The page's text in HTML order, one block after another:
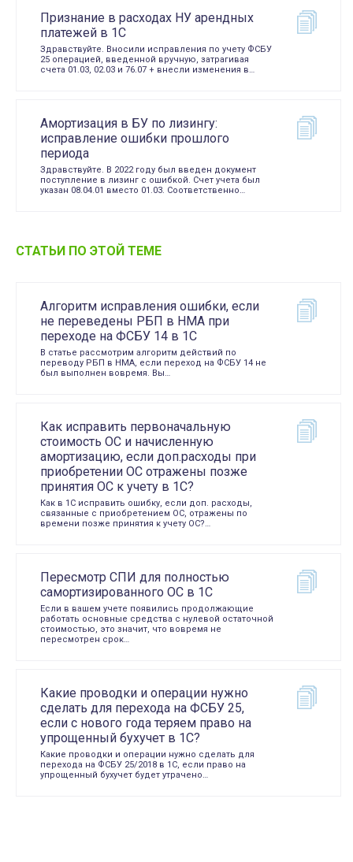
Признание в расходах НУ арендных
платежей в 1С
Здравствуйте. Вносили исправления по учету ФСБУ
25 операцией, введенной вручную, затрагивая
счета 01.03, 02.03 и 76.07 + внесли изменения в…
Амортизация в БУ по лизингу:
исправление ошибки прошлого
периода
Здравствуйте. В 2022 году был введен документ
поступление в лизинг с ошибкой. Счет учета был
указан 08.04.01 вместо 01.03. Соответственно…
СТАТЬИ ПО ЭТОЙ ТЕМЕ
Алгоритм исправления ошибки, если
не переведены РБП в НМА при
переходе на ФСБУ 14 в 1С
В статье рассмотрим алгоритм действий по
переводу РБП в НМА, если переход на ФСБУ 14 не
был выполнен вовремя. Вы…
Как исправить первоначальную
стоимость ОС и начисленную
амортизацию, если доп.расходы при
приобретении ОС отражены позже
принятия ОС к учету в 1С?
Как в 1С исправить ошибку, если доп. расходы,
связанные с приобретением ОС, отражены по
времени позже принятия к учету ОС?…
Пересмотр СПИ для полностью
самортизированного ОС в 1С
Если в вашем учете появились продолжающие
работать основные средства с нулевой остаточной
стоимостью, это значит, что вовремя не
пересмотрен срок…
Какие проводки и операции нужно
сделать для перехода на ФСБУ 25,
если с нового года теряем право на
упрощенный бухучет в 1С?
Какие проводки и операции нужно сделать для
перехода на ФСБУ 25/2018 в 1С, если право на
упрощенный бухучет будет утрачено…